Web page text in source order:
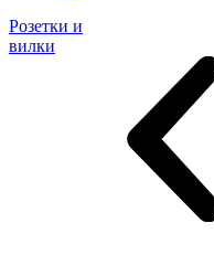
Розетки и
вилки